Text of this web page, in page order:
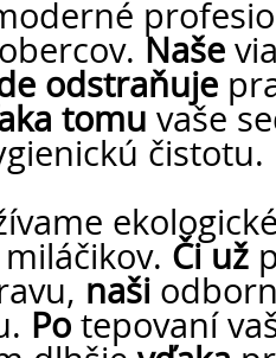
Naše
odstraňuje
tomu vaše
čistotu.
Či už
naši
Po tepovaní